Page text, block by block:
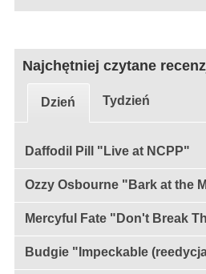
Najchętniej czytane
Dzień Tydzień
Daffodil Pill "Live at NCPP"
Ozzy Osbourne "Bark at the
Mercyful Fate "Don't Break
Budgie "Impeckable